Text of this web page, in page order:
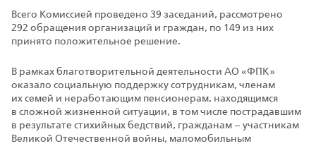
Всего Комиссией проведено 39 заседаний, рассмотрено
292 обращения организаций и граждан, по 149 из них
принято положительное решение.
В рамках благотворительной деятельности АО «ФПК»
оказало социальную поддержку сотрудникам, членам
их семей и неработающим пенсионерам, находящимся
в сложной жизненной ситуации, в том числе пострадавшим
в результате стихийных бедствий, гражданам – участникам
Великой Отечественной войны, маломобильным